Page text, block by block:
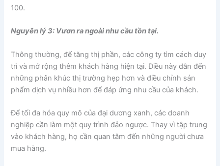
100.
Nguyên lý 3: Vươn ra ngoài nhu cầu tồn tại.
Thông thường, để tăng thị phần, các công ty tìm cách duy
trì và mở rộng thêm khách hàng hiện tại. Điều này dẫn đến
những phân khúc thị trường hẹp hơn và điều chỉnh sản
phẩm dịch vụ nhiều hơn để đáp ứng nhu cầu của khách.
Để tối đa hóa quy mô của đại dương xanh, các doanh
nghiệp cần làm một quy trình đảo ngược. Thay vì tập trung
vào khách hàng, họ cần quan tâm đến những người chưa
mua hàng.